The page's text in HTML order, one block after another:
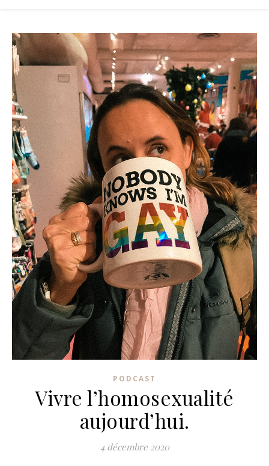
PODCAST
Vivre l’homosexualité
aujourd’hui.
4 décembre 2020